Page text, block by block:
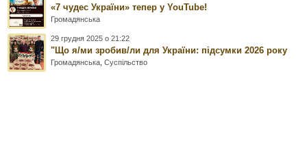
«7 чудес України» тепер у YouTube!
Громадянська
29 грудня 2025 о 21:22
"Що я/ми зробив/ли для України: підсумки 2026 року
Громадянська ,Суспільство